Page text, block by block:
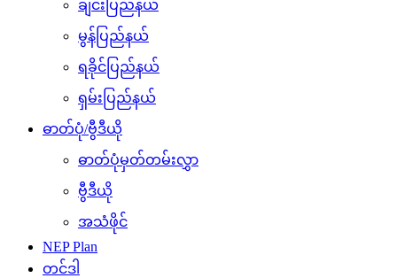
ချင်းပြည်နယ်
မွန်ပြည်နယ်
ရခိုင်ပြည်နယ်
ရှမ်းပြည်နယ်
ဓာတ်ပုံ/ဗွီဒီယို
ဓာတ်ပုံမှတ်တမ်းလွှာ
ဗွီဒီယို
အသံဖိုင်
NEP Plan
တင်ဒါ